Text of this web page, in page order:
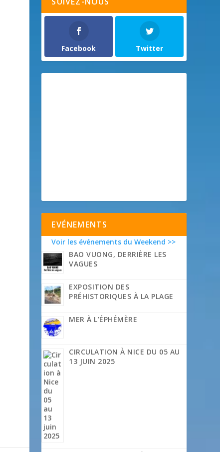
Facebook Twitter
EVÉNEMENTS
Voir les événements du Weekend >>
BAO VUONG, DERRIÈRE LES
VAGUES
EXPOSITION DES
PRÉHISTORIQUES À LA PLAGE
MER À L’ÉPHÉMÈRE
CIRCULATION À NICE DU 05 AU
13 JUIN 2025